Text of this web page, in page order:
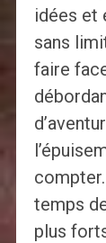
idées et
sans
faire
temps
plus